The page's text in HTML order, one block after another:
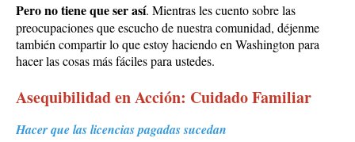
Pero no tiene que ser así. Mientras les cuento sobre las
preocupaciones que escucho de nuestra comunidad, déjenme
también compartir lo que estoy haciendo en Washington para
hacer las cosas más fáciles para ustedes.
Asequibilidad en Acción: Cuidado Familiar
Hacer que las licencias pagadas sucedan